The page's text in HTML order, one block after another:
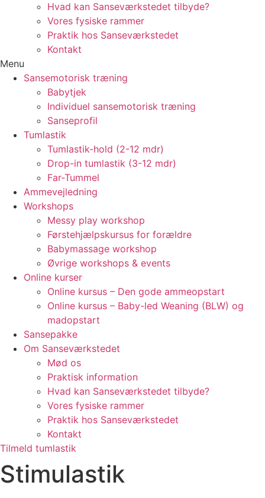
Hvad kan Sanseværkstedet tilbyde?
Vores fysiske rammer
Praktik hos Sanseværkstedet
Kontakt
Menu
Sansemotorisk træning
Babytjek
Individuel sansemotorisk træning
Sanseprofil
Tumlastik
Tumlastik-hold (2-12 mdr)
Drop-in tumlastik (3-12 mdr)
Far-Tummel
Ammevejledning
Workshops
Messy play workshop
Førstehjælpskursus for forældre
Babymassage workshop
Øvrige workshops & events
Online kurser
Online kursus – Den gode ammeopstart
Online kursus – Baby-led Weaning (BLW) og
madopstart
Sansepakke
Om Sanseværkstedet
Mød os
Praktisk information
Hvad kan Sanseværkstedet tilbyde?
Vores fysiske rammer
Praktik hos Sanseværkstedet
Kontakt
Tilmeld tumlastik
Stimulastik